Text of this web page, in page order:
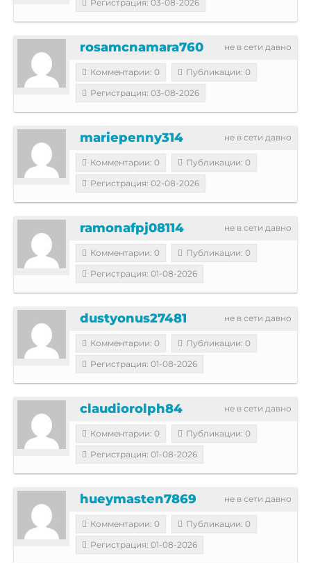
Регистрация: 03-08-2026
не в сети давно
rosamcnamara760
Комментарии: 0
Публикации: 0
Регистрация: 03-08-2026
не в сети давно
mariepenny314
Комментарии: 0
Публикации: 0
Регистрация: 02-08-2026
не в сети давно
ramonafpj08114
Комментарии: 0
Публикации: 0
Регистрация: 01-08-2026
не в сети давно
dustyonus27481
Комментарии: 0
Публикации: 0
Регистрация: 01-08-2026
не в сети давно
claudiorolph84
Комментарии: 0
Публикации: 0
Регистрация: 01-08-2026
не в сети давно
hueymasten7869
Комментарии: 0
Публикации: 0
Регистрация: 01-08-2026